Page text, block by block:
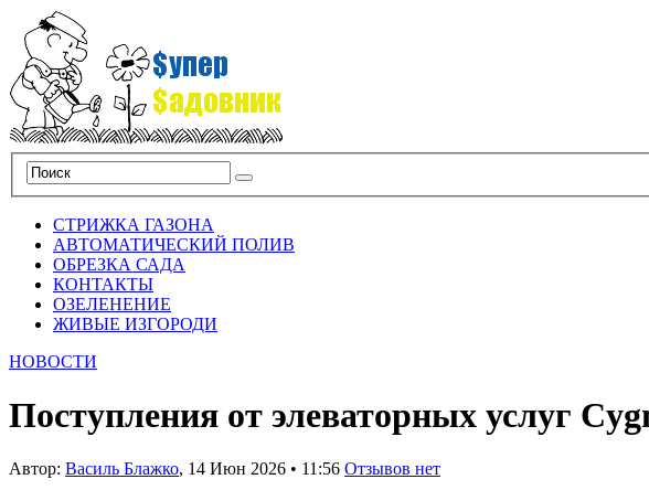
СТРИЖКА ГАЗОНА
АВТОМАТИЧЕСКИЙ ПОЛИВ
ОБРЕЗКА САДА
КОНТАКТЫ
ОЗЕЛЕНЕНИЕ
ЖИВЫЕ ИЗГОРОДИ
НОВОСТИ
Поступления от элеваторных услуг
Автор: Василь Блажко, 14 Июн 2026 • 11:56 Отзывов нет